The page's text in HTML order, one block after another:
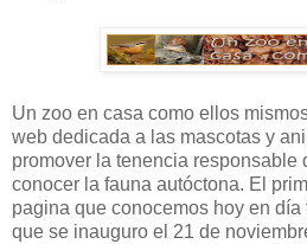
Un zoo en casa como ellos
web dedicada a las mascotas y
promover la tenencia responsable
conocer la fauna autóctona. El
pagina que conocemos hoy en
que se inauguro el 21 de